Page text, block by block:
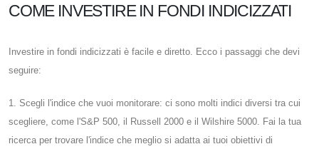
COME INVESTIRE IN FONDI INDICIZZATI
Investire in fondi indicizzati è facile e diretto. Ecco i passaggi che devi
seguire:
1. Scegli l'indice che vuoi monitorare: ci sono molti indici diversi tra cui
scegliere, come l'S&P 500, il Russell 2000 e il Wilshire 5000. Fai la tua
ricerca per trovare l'indice che meglio si adatta ai tuoi obiettivi di